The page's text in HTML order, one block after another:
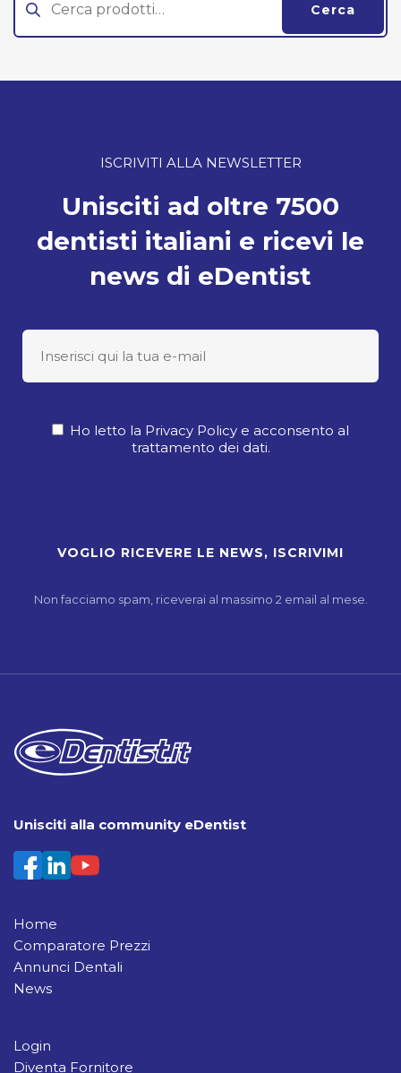
Cerca
ISCRIVITI ALLA NEWSLETTER
Unisciti ad oltre 7500
dentisti italiani e ricevi le
news di eDentist
Ho letto la Privacy Policy e acconsento al
trattamento dei dati.
Non facciamo spam, riceverai al massimo 2 email al mese.
Unisciti alla community eDentist
Home
Comparatore Prezzi
Annunci Dentali
News
Login
Diventa Fornitore